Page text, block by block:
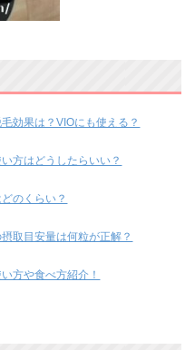
効果は？VIOにも使える？
方はどうしたらいい？
のくらい？
取目安量は何粒が正解？
方や食べ方紹介！